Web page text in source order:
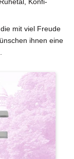
mit viel Freude
ihnen eine